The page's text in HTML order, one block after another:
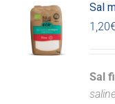
Sal
1,20€
Sal